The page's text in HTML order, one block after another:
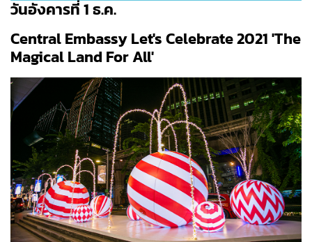
วันอังคารที่ 1 ธ.ค.
Central Embassy Let's Celebrate 2021 'The
Magical Land For All'